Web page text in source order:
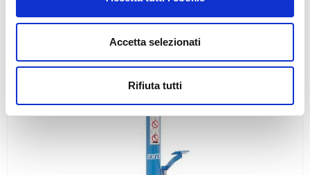
Accetta selezionati
Rifiuta tutti